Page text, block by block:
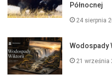
Północnej
24 sierpnia
Wodospady
21 września